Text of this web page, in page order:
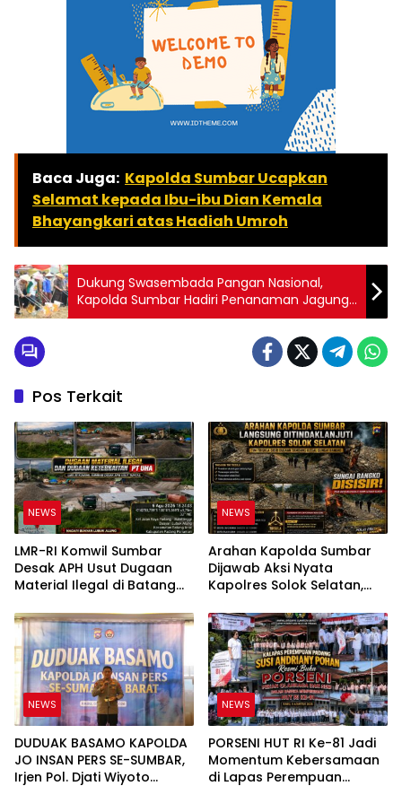
Baca Juga: Kapolda Sumbar Ucapkan
Selamat kepada Ibu-ibu Dian Kemala
Bhayangkari atas Hadiah Umroh
Dukung Swasembada Pangan Nasional,
Kapolda Sumbar Hadiri Penanaman Jagung
Serentak Satu Juta Hektar
Pos Terkait
NEWS
LMR-RI Komwil Sumbar
Desak APH Usut Dugaan
Material Ilegal di Batang
PT UHA Diminta Diselidiki
Tuntas
NEWS
Arahan Kapolda Sumbar
Dijawab Aksi Nyata
Kapolres Solok Selatan,
Bukan Sekadar Slogan
NEWS
DUDUAK BASAMO KAPOLDA
JO INSAN PERS SE-SUMBAR,
Irjen Pol. Djati Wiyoto
NEWS
PORSENI HUT RI Ke-81 Jadi
Momentum Kebersamaan
di Lapas Perempuan